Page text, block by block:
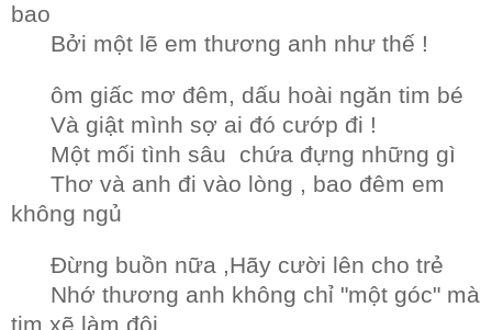
bao
Bởi một lẽ em thương anh như thế !
ôm giấc mơ đêm, dấu hoài ngăn tim bé
Và giật mình sợ ai đó cướp đi !
Một mối tình sâu chứa đựng những gì
Thơ và anh đi vào lòng , bao đêm em
không ngủ
Đừng buồn nữa ,Hãy cười lên cho trẻ
Nhớ thương anh không chỉ "một góc" mà